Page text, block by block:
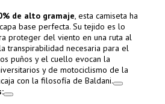
de alto gramaje, esta camiseta ha
base perfecta. Su tejido es lo
proteger del viento en una ruta al
transpirabilidad necesaria para el
puños y el cuello evocan la
y de motociclismo de la
con la filosofía de Baldani.